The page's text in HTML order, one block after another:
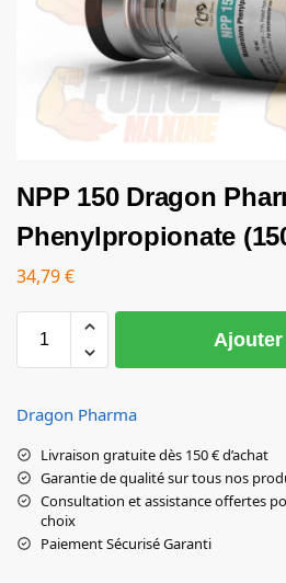
NPP 150 Dragon
Phenylpropionate
34,79€
Dragon Pharma
Livraison gratuite dès 150 € d’achat
Garantie de qualité sur tous nos
Consultation et assistance offertes
choix
Paiement Sécurisé Garanti